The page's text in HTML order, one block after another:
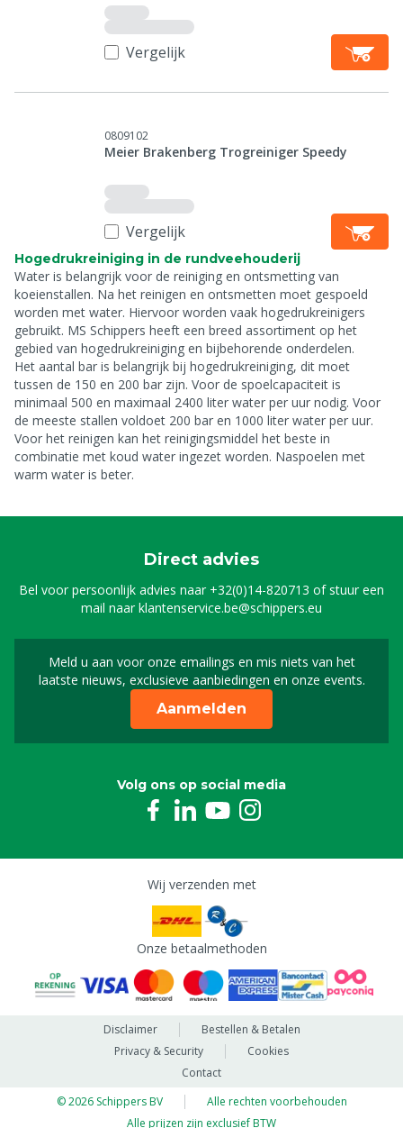
Vergelijk
0809102
Meier Brakenberg Trogreiniger Speedy
Vergelijk
Hogedrukreiniging in de rundveehouderij
Water is belangrijk voor de reiniging en ontsmetting van
koeienstallen. Na het reinigen en ontsmetten moet gespoeld
worden met water. Hiervoor worden vaak hogedrukreinigers
gebruikt. MS Schippers heeft een breed assortiment op het
gebied van hogedrukreiniging en bijbehorende onderdelen.
Het aantal bar is belangrijk bij hogedrukreiniging, dit moet
tussen de 150 en 200 bar zijn. Voor de spoelcapaciteit is
minimaal 500 en maximaal 2400 liter water per uur nodig. Voor
de meeste stallen voldoet 200 bar en 1000 liter water per uur.
Voor het reinigen kan het reinigingsmiddel het beste in
combinatie met koud water ingezet worden. Naspoelen met
warm water is beter.
Direct advies
Bel voor persoonlijk advies naar +32(0)14-820713 of stuur een
mail naarklantenservice.be@schippers.eu
Meld u aan voor onze emailings en mis niets van het
laatste nieuws, exclusieve aanbiedingen en onze events.
Meld u aan voor onze
Aanmelden
Volg ons op social media
Wij verzenden met
Onze betaalmethoden
Disclaimer
Bestellen & Betalen
Privacy & Security
Cookies
Contact
© 2026 Schippers BV
Alle rechten voorbehouden
Alle prijzen zijn exclusief BTW